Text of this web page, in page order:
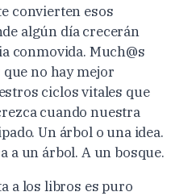
convierten esos
algún día crecerán
conmovida. Much@s
que no hay mejor
ciclos vitales que
cuando nuestra
Un árbol o una idea.
a un árbol. A un bosque.
a los libros es puro